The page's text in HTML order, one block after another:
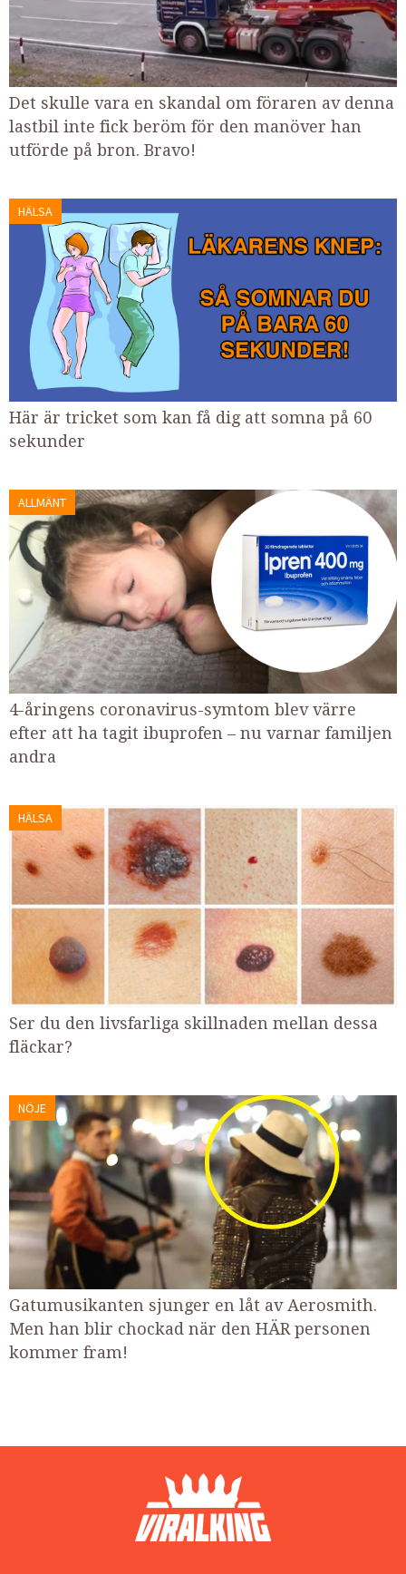
Det skulle vara en skandal om föraren av denna
lastbil inte fick beröm för den manöver han
utförde på bron. Bravo!
HÄLSA
Här är tricket som kan få dig att somna på 60
sekunder
ALLMÄNT
4-åringens coronavirus-symtom blev värre
efter att ha tagit ibuprofen – nu varnar familjen
andra
HÄLSA
Ser du den livsfarliga skillnaden mellan dessa
fläckar?
NÖJE
Gatumusikanten sjunger en låt av Aerosmith.
Men han blir chockad när den HÄR personen
kommer fram!